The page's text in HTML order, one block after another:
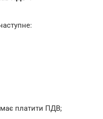
має платити ПДВ;